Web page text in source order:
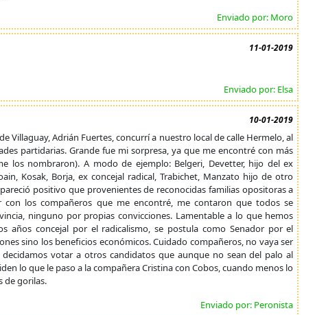
Enviado por: Moro
11-01-2019
Enviado por: Elsa
10-01-2019
Villaguay, Adrián Fuertes, concurrí a nuestro local de calle Hermelo, al
partidarias. Grande fue mi sorpresa, ya que me encontré con más
los nombraron). A modo de ejemplo: Belgeri, Devetter, hijo del ex
Kosak, Borja, ex concejal radical, Trabichet, Manzato hijo de otro
positivo que provenientes de reconocidas familias opositoras a
los compañeros que me encontré, me contaron que todos se
ninguno por propias convicciones. Lamentable a lo que hemos
años concejal por el radicalismo, se postula como Senador por el
sino los beneficios económicos. Cuidado compañeros, no vaya ser
votar a otros candidatos que aunque no sean del palo al
lo que le paso a la compañera Cristina con Cobos, cuando menos lo
de gorilas.
Enviado por: Peronista